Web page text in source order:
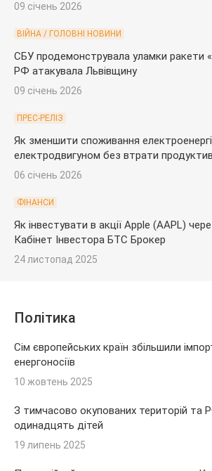
09 січень 2026
ВІЙНА / ГОЛОВНІ НОВИНИ
СБУ продемонструвала уламки ракети
РФ атакувала Львівщину
09 січень 2026
ПРЕС-РЕЛІЗ
Як зменшити споживання
електродвигуном без втрати
06 січень 2026
ФІНАНСИ
Як інвестувати в акції Apple (AAPL)
Кабінет Інвестора БТС Брокер
24 листопад 2025
Політика
Сім європейських країн збільшили
енергоносіїв
10 жовтень 2025
З тимчасово окупованих територій та
одинадцять дітей
19 липень 2025